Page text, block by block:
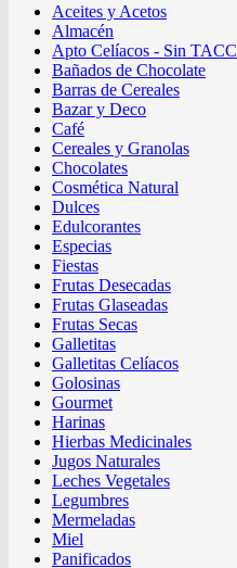
Aceites y Acetos
Almacén
Apto Celíacos - Sin TACC
Bañados de Chocolate
Barras de Cereales
Bazar y Deco
Café
Cereales y Granolas
Chocolates
Cosmética Natural
Dulces
Edulcorantes
Especias
Fiestas
Frutas Desecadas
Frutas Glaseadas
Frutas Secas
Galletitas
Galletitas Celíacos
Golosinas
Gourmet
Harinas
Hierbas Medicinales
Jugos Naturales
Leches Vegetales
Legumbres
Mermeladas
Miel
Panificados